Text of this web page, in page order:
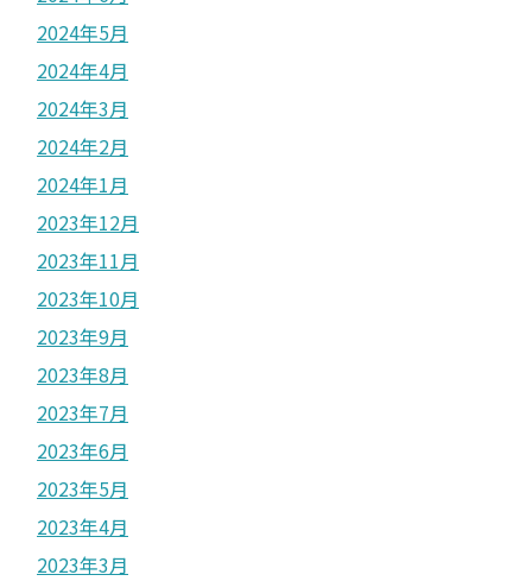
2024年5月
2024年4月
2024年3月
2024年2月
2024年1月
2023年12月
2023年11月
2023年10月
2023年9月
2023年8月
2023年7月
2023年6月
2023年5月
2023年4月
2023年3月